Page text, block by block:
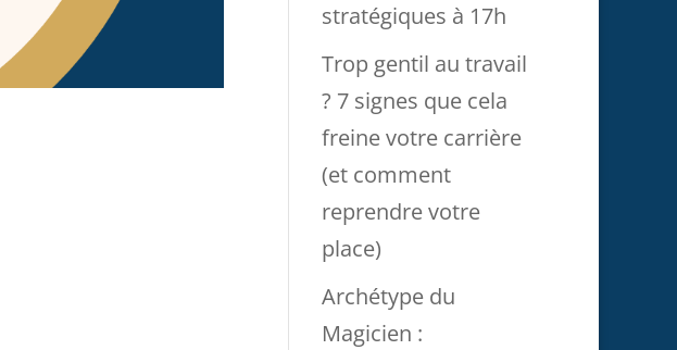
stratégiques à 17h
Trop gentil au travail
? 7 signes que cela
freine votre carrière
(et comment
reprendre votre
place)
Archétype du
Magicien :